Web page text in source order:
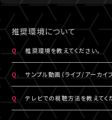
推奨環境について
Q. 推奨環境を教えてください。
A. こちらより推奨環境をご確認くだ
Q. サンプル動画（ライブ/アーカイ
A. 推奨環境 をご確認ください。
らにお問い合わせください。
Q. テレビでの視聴方法を教えてく
A. テレビでの視聴方法の⼀例を